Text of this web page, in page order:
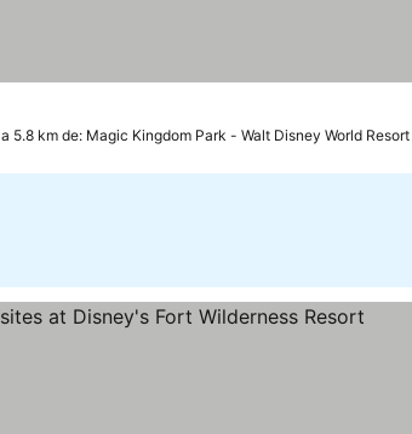
a 5.8 km de: Magic Kingdom Park - Walt Disney World Resort